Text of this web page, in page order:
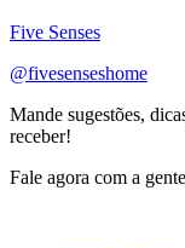
Five Senses
@fivesenseshome
Mande sugestões,
receber!
Fale agora com a